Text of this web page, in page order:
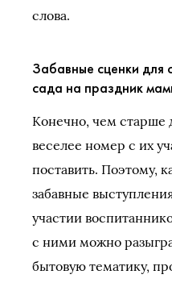
слова.
Забавные сценки для
сада на праздник
Конечно, чем старше
веселее номер с их
поставить. Поэтому,
забавные
участии
с ними можно
бытовую тематику,